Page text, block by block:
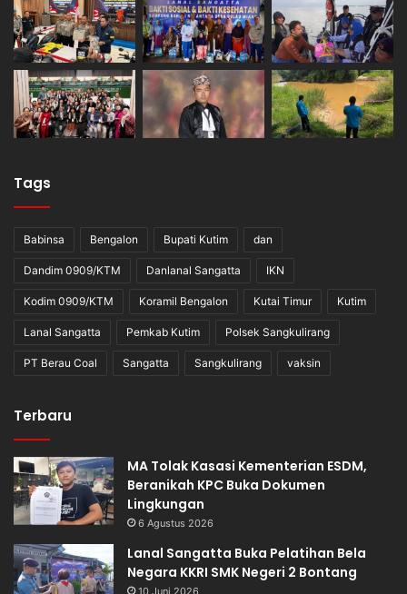
Tags
Babinsa Bengalon Bupati Kutim dan
Dandim 0909/KTM Danlanal Sangatta IKN
Kodim 0909/KTM Koramil Bengalon Kutai Timur Kutim
Lanal Sangatta Pemkab Kutim Polsek Sangkulirang
PT Berau Coal Sangatta Sangkulirang vaksin
Terbaru
MA Tolak Kasasi Kementerian ESDM,
Beranikah KPC Buka Dokumen
Lingkungan
6 Agustus 2026
Lanal Sangatta Buka Pelatihan Bela
Negara KKRI SMK Negeri 2 Bontang
10 Juni 2026